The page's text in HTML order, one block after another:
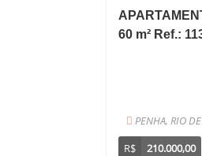
60 m² Ref.:
PENHA, RIO DE
R$
210.000,00